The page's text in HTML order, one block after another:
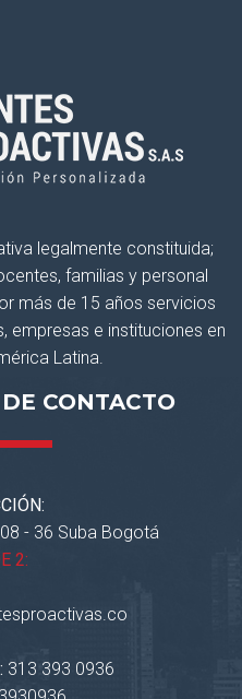
legalmente constituida;
familias y personal
más de 15 años servicios
empresas e instituciones en
Latina.
CONTACTO
- 36 Suba Bogotá
2:
313 393 0936